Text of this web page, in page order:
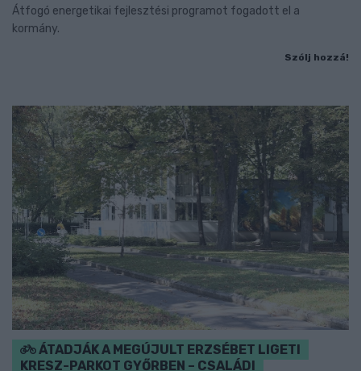
Átfogó energetikai fejlesztési programot fogadott el a
kormány.
Szólj hozzá!
ÁTADJÁK A MEGÚJULT ERZSÉBET LIGETI
KRESZ-PARKOT GYŐRBEN – CSALÁDI